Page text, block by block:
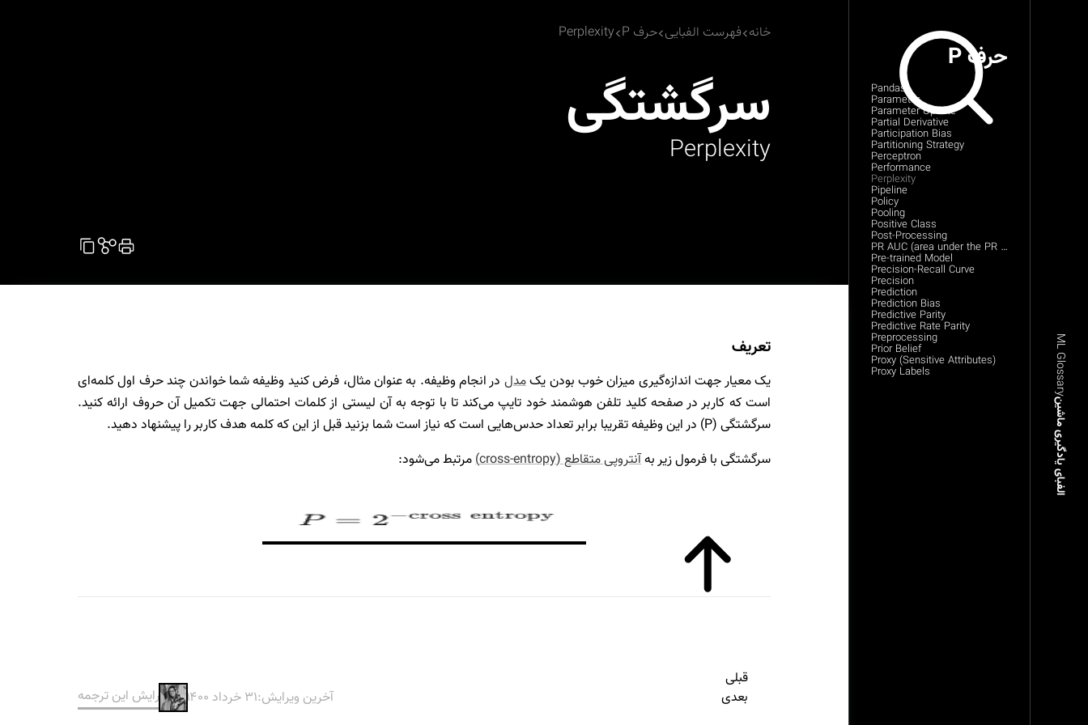
الفبای یادگیری ماشین
ML Glossary
حرف P
Pandas
Parameter
Parameter Update
Partial Derivative
Participation Bias
Partitioning Strategy
Perceptron
Performance
Perplexity
Pipeline
Policy
Pooling
Positive Class
Post-Processing
PR AUC (area under the PR curve)
Pre-trained Model
Precision-Recall Curve
Precision
Prediction
Prediction Bias
Predictive Parity
Predictive Rate Parity
Preprocessing
Prior Belief
Proxy (Sensitive Attributes)
Proxy Labels
خانه فهرست الفبایی حرف P Perplexity
سرگشتگی
Perplexity
تعریف
یک معیار جهت اندازه‌گیری میزان خوب بودن یکمدل در انجام وظیفه. به عنوان مثال، فرض کنید وظیفه شما خواندن چند حرف اول کلمه‌ای
است که کاربر در صفحه کلید تلفن هوشمند خود تایپ می‌کند تا با توجه به آن لیستی از کلمات احتمالی جهت تکمیل آن حروف ارائه کنید.
سرگشتگی (P) در این وظیفه تقریبا برابر تعداد حدس‌هایی است که نیاز است شما بزنید قبل از این که کلمه هدف کاربر را پیشنهاد دهید.
سرگشتگی با فرمول زیر بهآنتروپی متقاطع (cross-entropy) مرتبط می‌شود:
قبلی
بعدی
آخرین ویرایش:۳۱ خرداد ۱۴۰۰ ویرایش این ترجمه